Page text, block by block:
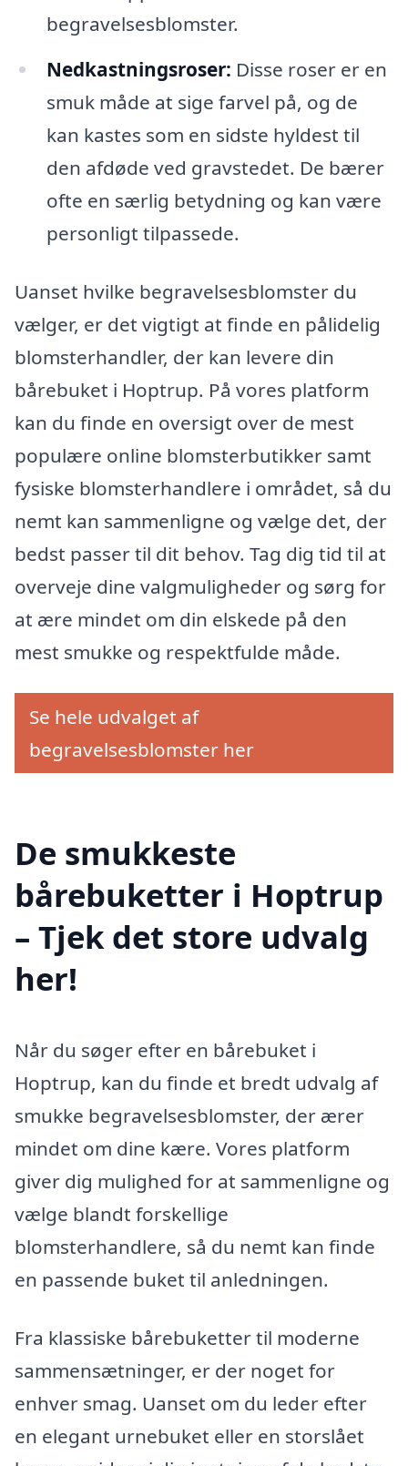
begravelsesblomster.
Nedkastningsroser: Disse roser er en
smuk måde at sige farvel på, og de
kan kastes som en sidste hyldest til
den afdøde ved gravstedet. De bærer
ofte en særlig betydning og kan være
personligt tilpassede.
Uanset hvilke begravelsesblomster du
vælger, er det vigtigt at finde en pålidelig
blomsterhandler, der kan levere din
bårebuket i Hoptrup. På vores platform
kan du finde en oversigt over de mest
populære online blomsterbutikker samt
fysiske blomsterhandlere i området, så du
nemt kan sammenligne og vælge det, der
bedst passer til dit behov. Tag dig tid til at
overveje dine valgmuligheder og sørg for
at ære mindet om din elskede på den
mest smukke og respektfulde måde.
Se hele udvalget af
begravelsesblomster her
De smukkeste
bårebuketter i Hoptrup
– Tjek det store udvalg
her!
Når du søger efter en bårebuket i
Hoptrup, kan du finde et bredt udvalg af
smukke begravelsesblomster, der ærer
mindet om dine kære. Vores platform
giver dig mulighed for at sammenligne og
vælge blandt forskellige
blomsterhandlere, så du nemt kan finde
en passende buket til anledningen.
Fra klassiske bårebuketter til moderne
sammensætninger, er der noget for
enhver smag. Uanset om du leder efter
en elegant urnebuket eller en storslået